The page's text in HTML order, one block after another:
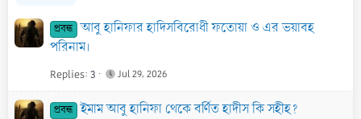
প্রবন্ধ আবু হানিফার হাদিসবিরোধী ফতোয়া ও এর ভয়াবহ
পরিনাম।
Replies 3 Jul 29, 2026
প্রবন্ধ ইমাম আবু হানিফা থেকে বর্ণিত হাদীস কি সহীহ?